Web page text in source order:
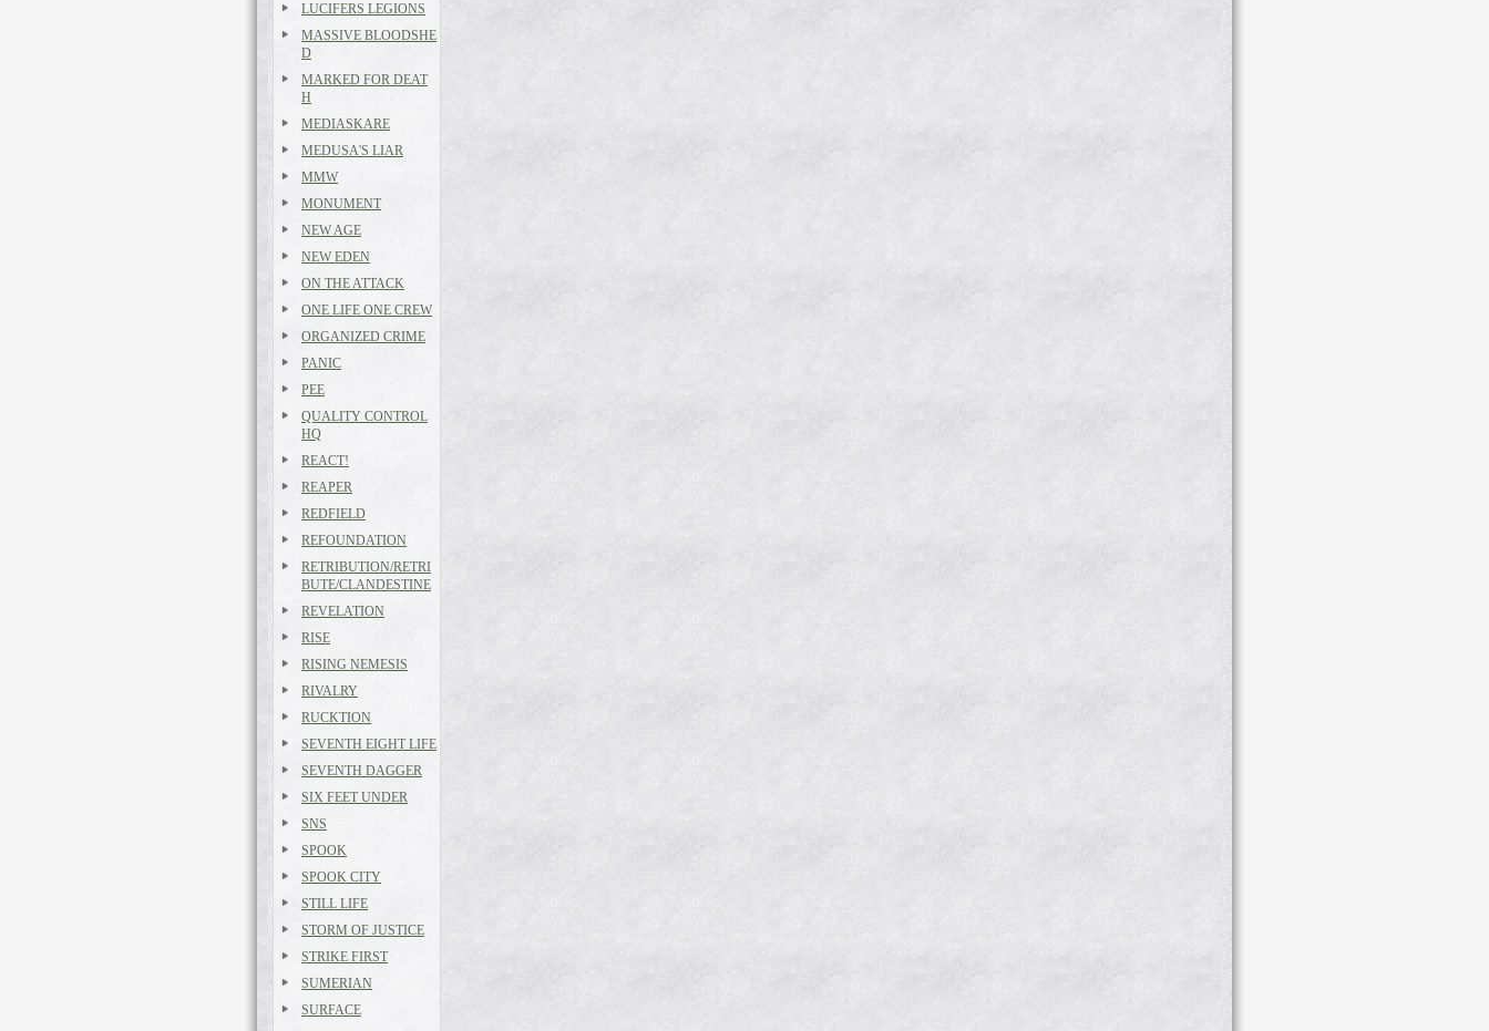
LUCIFERS LEGIONS
MASSIVE BLOODSHE
D
MARKED FOR DEAT
H
MEDIASKARE
MEDUSA'S LIAR
MMW
MONUMENT
NEW AGE
NEW EDEN
ON THE ATTACK
ONE LIFE ONE CREW
ORGANIZED CRIME
PANIC
PEE
QUALITY CONTROL
HQ
REACT!
REAPER
REDFIELD
REFOUNDATION
RETRIBUTION/RETRI
BUTE/CLANDESTINE
REVELATION
RISE
RISING NEMESIS
RIVALRY
RUCKTION
SEVENTH EIGHT LIFE
SEVENTH DAGGER
SIX FEET UNDER
SNS
SPOOK
SPOOK CITY
STILL LIFE
STORM OF JUSTICE
STRIKE FIRST
SUMERIAN
SURFACE